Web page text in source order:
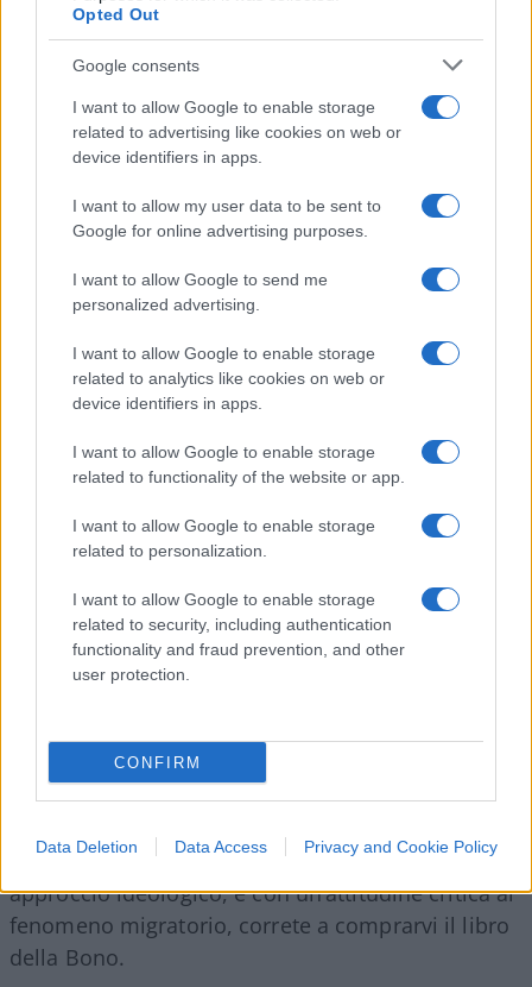
Opted Out
Google consents
I want to allow Google to enable storage
related to advertising like cookies on web or
device identifiers in apps.
I want to allow my user data to be sent to
Google for online advertising purposes.
I want to allow Google to send me
personalized advertising.
I want to allow Google to enable storage
related to analytics like cookies on web or
device identifiers in apps.
I want to allow Google to enable storage
related to functionality of the website or app.
I want to allow Google to enable storage
related to personalization.
I want to allow Google to enable storage
related to security, including authentication
functionality and fraud prevention, and other
user protection.
CONFIRM
Data Deletion Data Access Privacy and Cookie Policy
Si passa poi all’indispensabile distinzione, che
non è solo linguistica, tra profugo, emigrante e
rifugiato. Gli arrivi sulle nostre coste
«provengono in gran parte dall’Africa e sono per
lo più dei maschi giovani. Il 90% dei richiedenti
asilo sono africani di età compresa tra 18 e 34
anni, i maschi sono circa l’87%».
Un popolo che parte«non perché non ha niente,
ma perché vuole di meglio e di più» e continua la
Bono: «Sempre più gli italiani si convincono,
anche senza conoscere i dati del ministero
dell’Interno sulle richieste di asilo accolte, che con
Italia hanno poco a che fare perché pensa la gente
se davvero fossero fuggiti, come sostengono che
sia, da conflitti e persecuzioni, da miseria e fame,
apprezzerebbero di essere nutriti, vestiti,
alloggiati, curati;dimostrerebbero gratitudine
adattandosi, invece di avanzare pretese e
rimostranze».
Se volete informarvi con numeri , senza un
approccio ideologico, e con un’attitudine critica al
fenomeno migratorio, correte a comprarvi il libro
della Bono.